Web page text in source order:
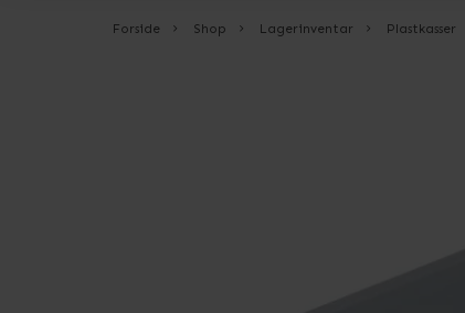
Forside Shop Lagerinventar Plastkasser